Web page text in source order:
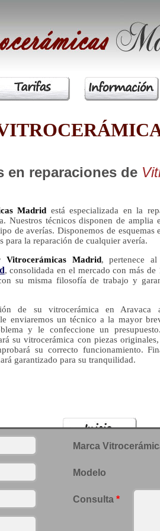
en reparaciones de
Madrid está especializada en la
Nuestros técnicos disponen de amplia
de averías. Disponemos de esquemas
para la reparación de cualquier avería.
Vitrocerámicas Madrid, pertenece
, consolidada en el mercado con más de
su misma filosofía de trabajo y
de su vitrocerámica en Aravaca
enviaremos un técnico a la mayor
y le confeccione un
su vitrocerámica con piezas
su correcto funcionamiento.
garantizado para su tranquilidad.
Marca
Modelo
Consulta *